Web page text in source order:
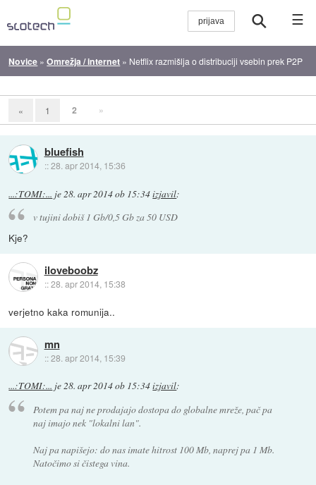
☰
Novice »Omrežja / internet » Netflix razmišlja o distribuciji vsebin prek P2P
« 1 2 »
bluefish
::28. apr 2014, 15:36
...:TOMI:... je28. apr 2014 ob 15:34izjavil:
v tujini dobiš 1 Gb/0,5 Gb za 50 USD
Kje?
iloveboobz
::28. apr 2014, 15:38
verjetno kaka romunija..
mn
::28. apr 2014, 15:39
...:TOMI:... je28. apr 2014 ob 15:34izjavil:
Potem pa naj ne prodajajo dostopa do globalne mreže, pač pa
naj imajo nek "lokalni lan".
Naj pa napišejo: do nas imate hitrost 100 Mb, naprej pa 1 Mb.
Natočimo si čistega vina.